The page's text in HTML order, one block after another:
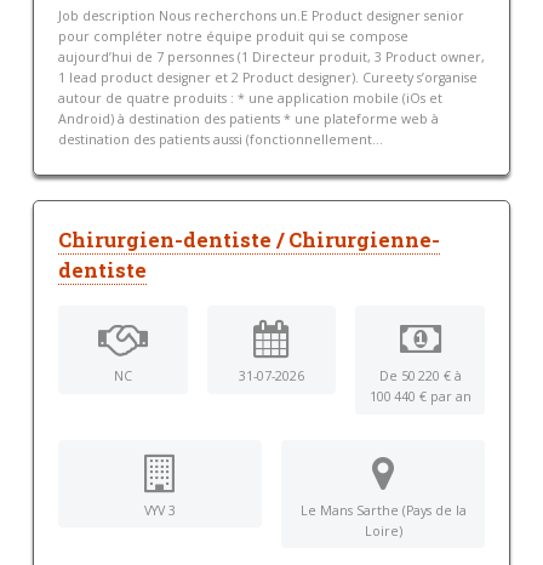
Job description Nous recherchons un.E Product designer senior
pour compléter notre équipe produit qui se compose
aujourd’hui de 7 personnes (1 Directeur produit, 3 Product owner,
1 lead product designer et 2 Product designer). Cureety s’organise
autour de quatre produits : * une application mobile (iOs et
Android) à destination des patients * une plateforme web à
destination des patients aussi (fonctionnellement...
Chirurgien-dentiste / Chirurgienne-
dentiste
NC 31-07-2026
De 50 220 € à
100 440 € par an
VYV 3
Le Mans Sarthe (Pays de la
Loire)